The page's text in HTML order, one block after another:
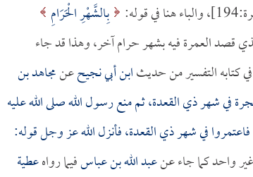
في قوله:
بِالشَّهْرِ الْحَرَامِ
الذي قصد العمرة فيه بشهر حرام آخر، وهذا قد جاء
في كتابه التفسير من حديثابن أبي نجيحعنمجاهد بن
شهر ذي القعدة، ثم منع رسول الله صلى الله عليه
في شهر ذي القعدة، فأنزل الله عز وجل قوله:
عبد الله بن عباسفيما رواهعطية